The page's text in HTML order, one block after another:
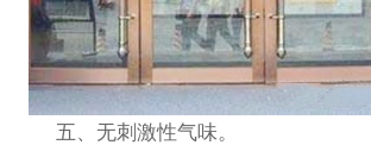
五、无刺激性气味。